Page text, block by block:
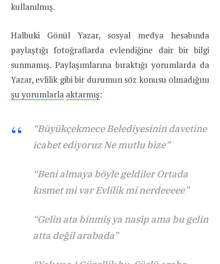
kullanılmış.
Halbuki Gönül Yazar, sosyal medya hesabında
paylaştığı fotoğraflarda evlendiğine dair bir bilgi
sunmamış. Paylaşımlarına bıraktığı yorumlarda da
Yazar, evlilik gibi bir durumun söz konusu olmadığını
şu yorumlarla aktarmış:
“Büyükçekmece Belediyesinin davetine
icabet ediyoruz Ne mutlu bize”
“Beni almaya böyle geldiler Ortada
kısmet mi var Evlilik mi nerdeeeee”
“Gelin ata binmiş ya nasip ama bu gelin
atta değil arabada”